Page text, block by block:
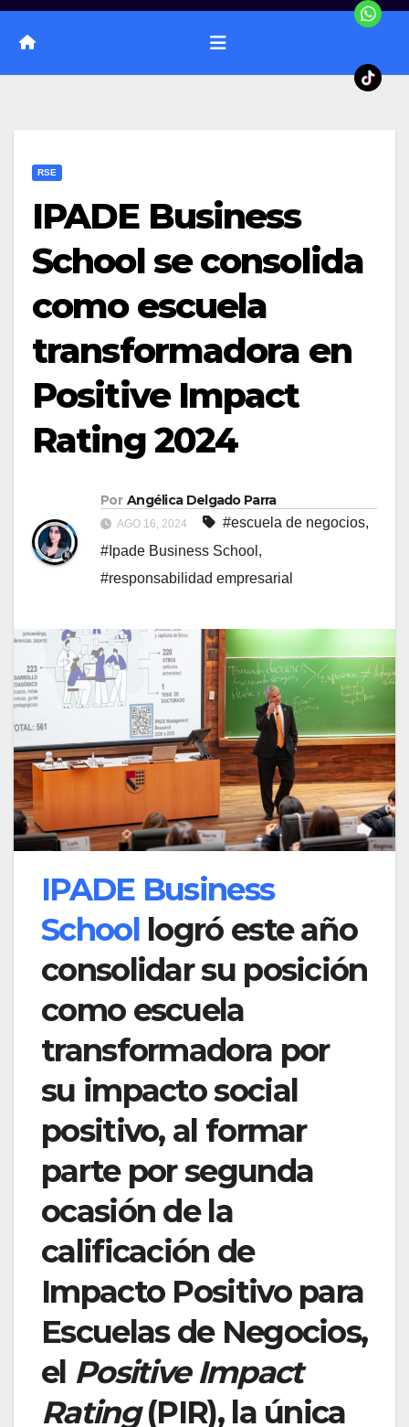
RSE
IPADE Business
School se consolida
como escuela
transformadora en
Positive Impact
Rating 2024
Por Angélica Delgado Parra
AGO 16, 2024 #escuela de negocios,
#Ipade Business School ,
#responsabilidad empresarial
IPADE Business
School logró este año
consolidar su posición
como escuela
transformadora por
su impacto social
positivo, al formar
parte por segunda
ocasión de la
calificación de
Impacto Positivo para
Escuelas de Negocios,
el Positive Impact
Rating(PIR), la única